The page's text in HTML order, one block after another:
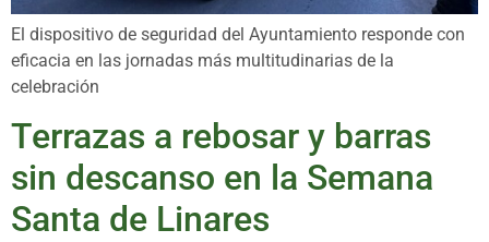
El dispositivo de seguridad del Ayuntamiento responde con
eficacia en las jornadas más multitudinarias de la
celebración
Terrazas a rebosar y barras
sin descanso en la Semana
Santa de Linares